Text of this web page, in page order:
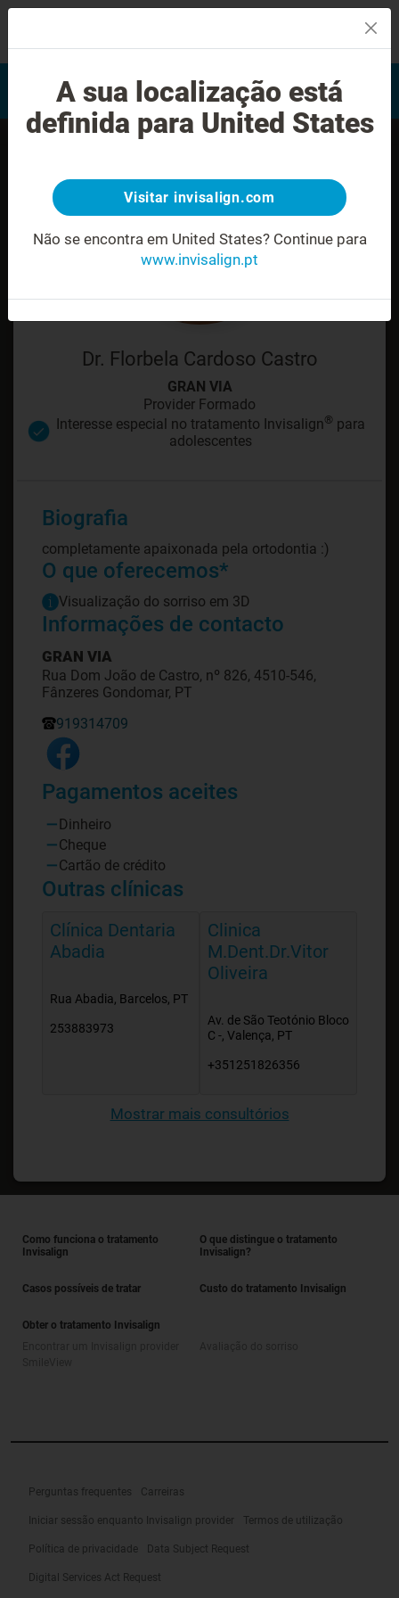
Avaliação do sorriso
Encontrar um Invisalign
provider
Dr. Florbela Cardoso Castro
GRAN VIA
Provider Formado
Interesse especial no tratamento Invisalign® para
adolescentes
Biografia
completamente apaixonada pela ortodontia :)
O que oferecemos*
Visualização do sorriso em 3D
Informações de contacto
GRAN VIA
Rua Dom João de Castro, nº 826, 4510-546,
Fânzeres Gondomar, PT
919314709
Pagamentos aceites
Dinheiro
Cheque
Cartão de crédito
Outras clínicas
Clínica Dentaria
Abadia
Rua Abadia, Barcelos, PT
253883973
Clinica
M.Dent.Dr.Vitor
Oliveira
Av. de São Teotónio Bloco
C -, Valença, PT
+351251826356
Mostrar mais consultórios
Como funciona o tratamento
Invisalign
O que distingue o tratamento
Invisalign?
Casos possíveis de tratar Custo do tratamento Invisalign
Obter o tratamento Invisalign
Perguntas frequentes Carreiras
Iniciar sessão enquanto Invisalign provider Termos de utilização
Política de privacidade Data Subject Request
Digital Services Act Request
A sua localização está
definida para United States
Visitar invisalign.com
Não se encontra em United States? Continue para
www.invisalign.pt